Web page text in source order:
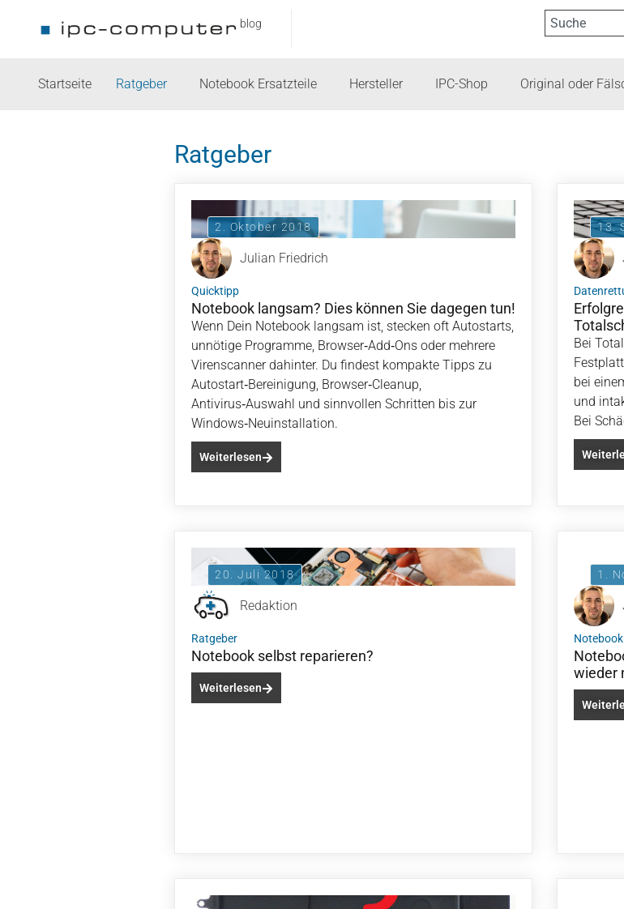
blog
Startseite Ratgeber Notebook Ersatzteile Hersteller IPC-Shop Original oder
Ratgeber
2. Oktober 2018
Julian Friedrich
Quicktipp
Notebook langsam? Dies können Sie dagegen tun!
Wenn Dein Notebook langsam ist, stecken oft Autostarts,
unnötige Programme, Browser‑Add‑Ons oder mehrere
Virenscanner dahinter. Du findest kompakte Tipps zu
Autostart‑Bereinigung, Browser‑Cleanup,
Antivirus‑Auswahl und sinnvollen Schritten bis zur
Windows‑Neuinstallation.
Weiterlesen
13.
Bei
bei
und
Bei
20. Juli 2018
Redaktion
Ratgeber
Notebook selbst reparieren?
Weiterlesen
1.
wieder